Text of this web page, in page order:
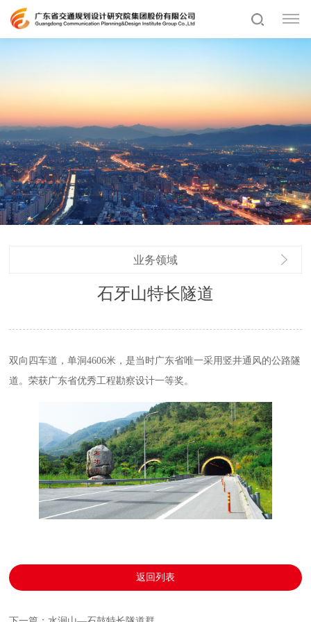
业务领域
石牙山特长隧道
双向四车道，单洞4606米，是当时广东省唯一采用竖井通风的公路隧
道。荣获广东省优秀工程勘察设计一等奖。
返回列表